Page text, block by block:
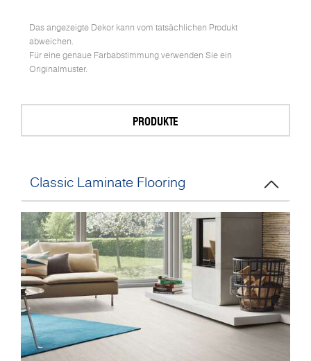
Das angezeigte Dekor kann vom tatsächlichen Produkt
abweichen.
Für eine genaue Farbabstimmung verwenden Sie ein
Originalmuster.
PRODUKTE
Classic Laminate Flooring